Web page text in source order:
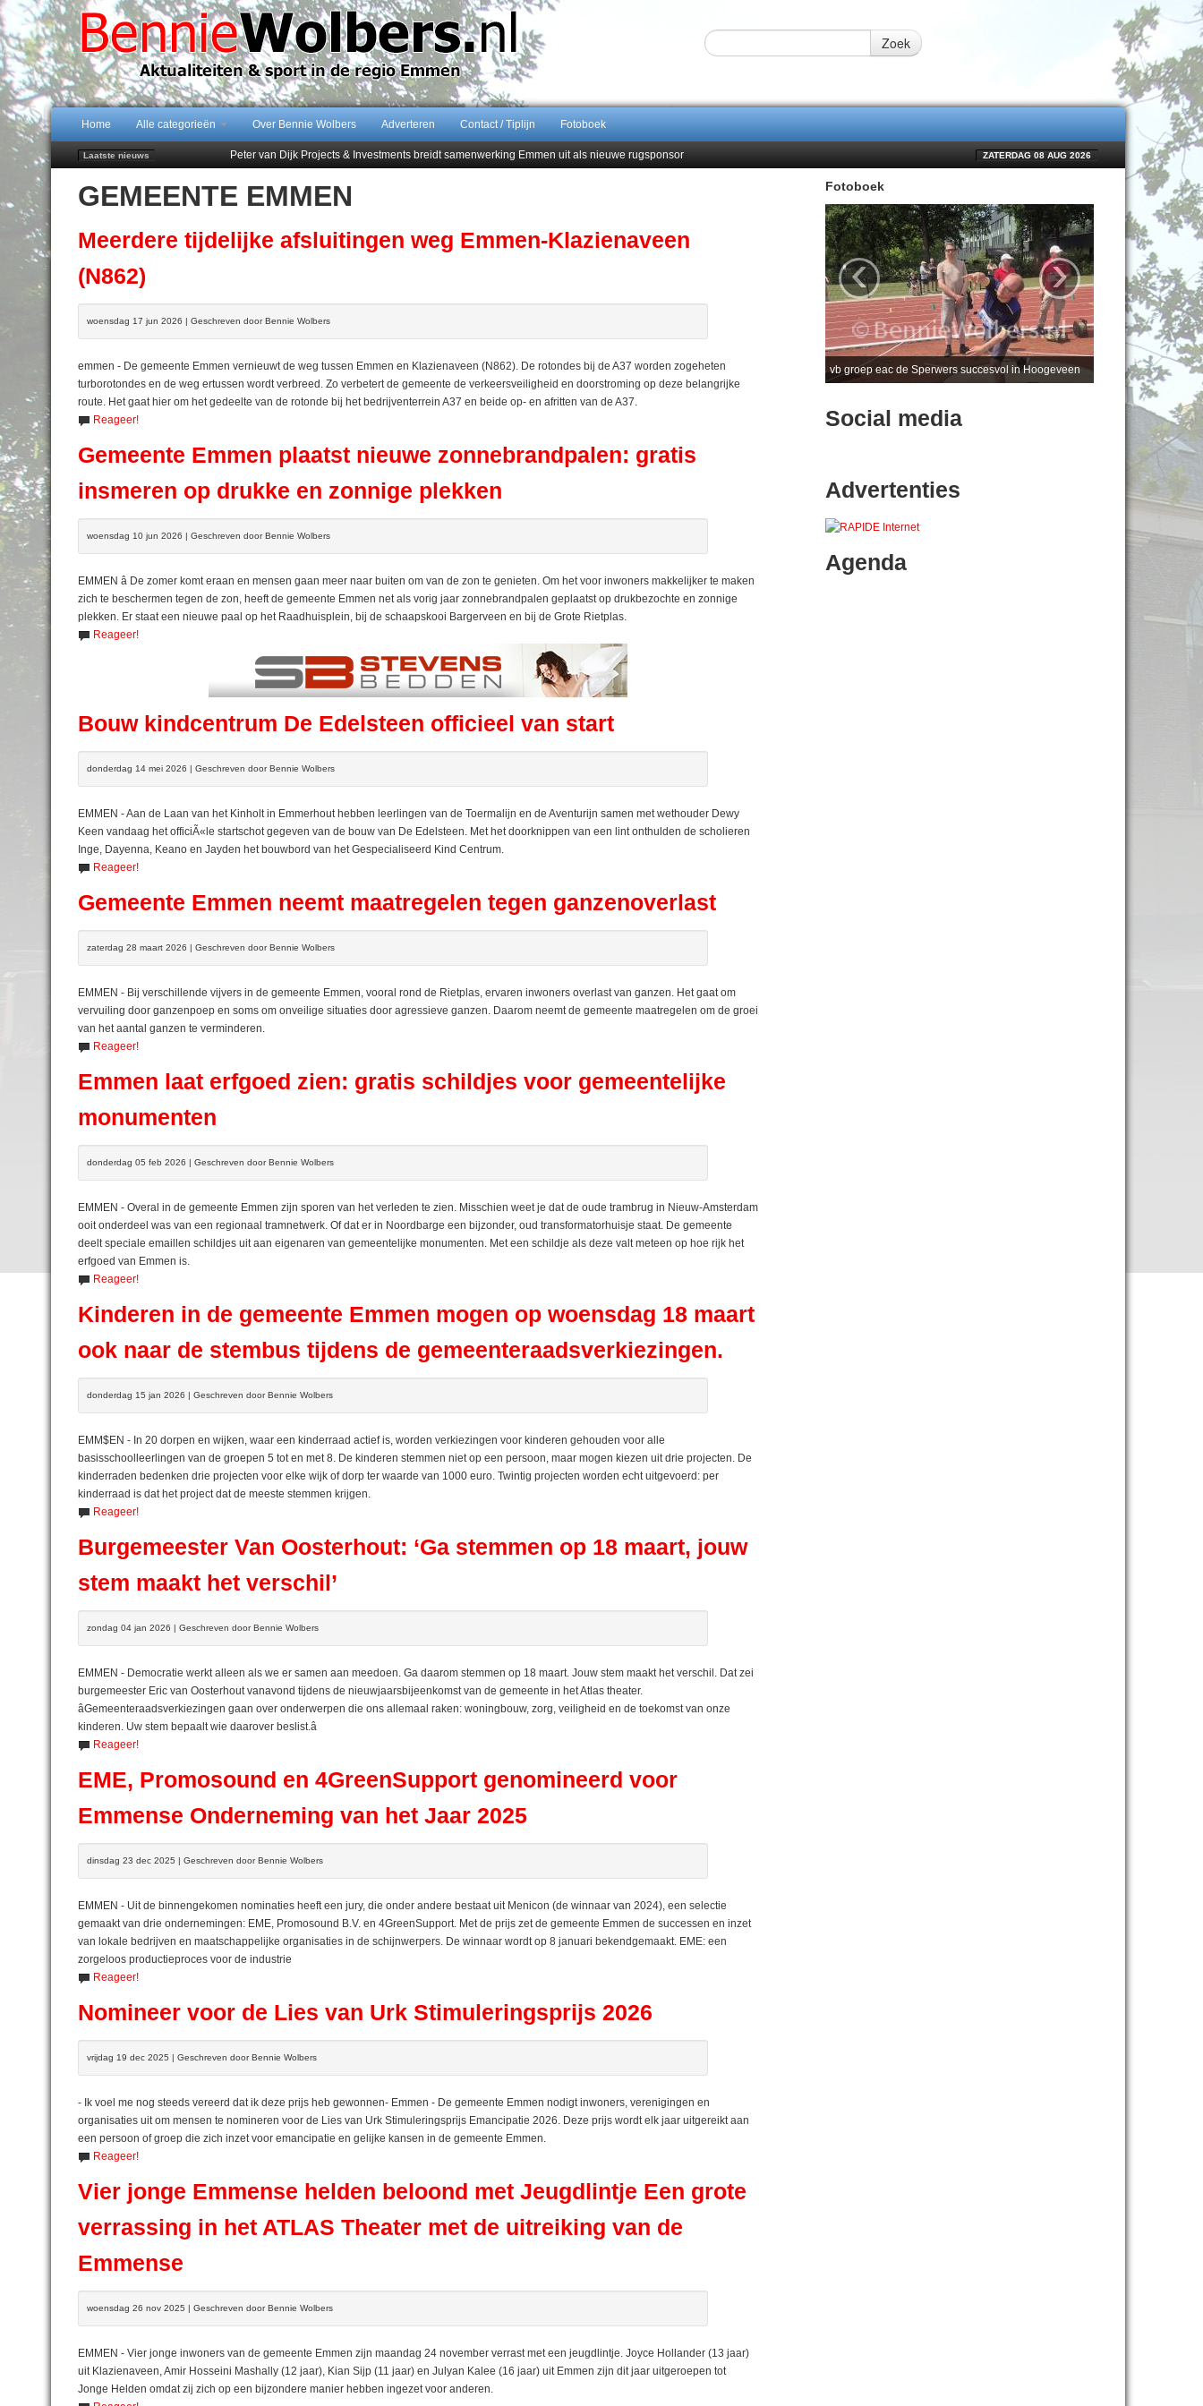
Zoek
Home Alle categorieën Over Bennie Wolbers Adverteren Contact / Tiplijn Fotoboek
Laatste nieuws
Peter van Dijk Projects & Investments breidt samenwerking Emmen uit als nieuwe rugsponsor
102 kaarsen voor eeuwling Mieke Sijbom-Maatje
Emmen wint op Open Dag overtuigend van Almere City
ZATERDAG 08 AUG 2026
GEMEENTE EMMEN
Meerdere tijdelijke afsluitingen weg Emmen-Klazienaveen
(N862)
woensdag 17 jun 2026 | Geschreven door Bennie Wolbers
emmen - De gemeente Emmen vernieuwt de weg tussen Emmen en Klazienaveen (N862). De rotondes bij de A37 worden zogeheten
turborotondes en de weg ertussen wordt verbreed. Zo verbetert de gemeente de verkeersveiligheid en doorstroming op deze belangrijke
route. Het gaat hier om het gedeelte van de rotonde bij het bedrijventerrein A37 en beide op- en afritten van de A37.
Reageer!
Gemeente Emmen plaatst nieuwe zonnebrandpalen: gratis
insmeren op drukke en zonnige plekken
woensdag 10 jun 2026 | Geschreven door Bennie Wolbers
EMMEN â De zomer komt eraan en mensen gaan meer naar buiten om van de zon te genieten. Om het voor inwoners makkelijker te maken
zich te beschermen tegen de zon, heeft de gemeente Emmen net als vorig jaar zonnebrandpalen geplaatst op drukbezochte en zonnige
plekken. Er staat een nieuwe paal op het Raadhuisplein, bij de schaapskooi Bargerveen en bij de Grote Rietplas.
Reageer!
Bouw kindcentrum De Edelsteen officieel van start
donderdag 14 mei 2026 | Geschreven door Bennie Wolbers
EMMEN - Aan de Laan van het Kinholt in Emmerhout hebben leerlingen van de Toermalijn en de Aventurijn samen met wethouder Dewy
Keen vandaag het officiÃ«le startschot gegeven van de bouw van De Edelsteen. Met het doorknippen van een lint onthulden de scholieren
Inge, Dayenna, Keano en Jayden het bouwbord van het Gespecialiseerd Kind Centrum.
Reageer!
Gemeente Emmen neemt maatregelen tegen ganzenoverlast
zaterdag 28 maart 2026 | Geschreven door Bennie Wolbers
EMMEN - Bij verschillende vijvers in de gemeente Emmen, vooral rond de Rietplas, ervaren inwoners overlast van ganzen. Het gaat om
vervuiling door ganzenpoep en soms om onveilige situaties door agressieve ganzen. Daarom neemt de gemeente maatregelen om de groei
van het aantal ganzen te verminderen.
Reageer!
Emmen laat erfgoed zien: gratis schildjes voor gemeentelijke
monumenten
donderdag 05 feb 2026 | Geschreven door Bennie Wolbers
EMMEN - Overal in de gemeente Emmen zijn sporen van het verleden te zien. Misschien weet je dat de oude trambrug in Nieuw-Amsterdam
ooit onderdeel was van een regionaal tramnetwerk. Of dat er in Noordbarge een bijzonder, oud transformatorhuisje staat. De gemeente
deelt speciale emaillen schildjes uit aan eigenaren van gemeentelijke monumenten. Met een schildje als deze valt meteen op hoe rijk het
erfgoed van Emmen is.
Reageer!
Kinderen in de gemeente Emmen mogen op woensdag 18 maart
ook naar de stembus tijdens de gemeenteraadsverkiezingen.
donderdag 15 jan 2026 | Geschreven door Bennie Wolbers
EMM$EN - In 20 dorpen en wijken, waar een kinderraad actief is, worden verkiezingen voor kinderen gehouden voor alle
basisschoolleerlingen van de groepen 5 tot en met 8. De kinderen stemmen niet op een persoon, maar mogen kiezen uit drie projecten. De
kinderraden bedenken drie projecten voor elke wijk of dorp ter waarde van 1000 euro. Twintig projecten worden echt uitgevoerd: per
kinderraad is dat het project dat de meeste stemmen krijgen.
Reageer!
Burgemeester Van Oosterhout: ‘Ga stemmen op 18 maart, jouw
stem maakt het verschil’
zondag 04 jan 2026 | Geschreven door Bennie Wolbers
EMMEN - Democratie werkt alleen als we er samen aan meedoen. Ga daarom stemmen op 18 maart. Jouw stem maakt het verschil. Dat zei
burgemeester Eric van Oosterhout vanavond tijdens de nieuwjaarsbijeenkomst van de gemeente in het Atlas theater.
âGemeenteraadsverkiezingen gaan over onderwerpen die ons allemaal raken: woningbouw, zorg, veiligheid en de toekomst van onze
kinderen. Uw stem bepaalt wie daarover beslist.â
Reageer!
EME, Promosound en 4GreenSupport genomineerd voor
Emmense Onderneming van het Jaar 2025
dinsdag 23 dec 2025 | Geschreven door Bennie Wolbers
EMMEN - Uit de binnengekomen nominaties heeft een jury, die onder andere bestaat uit Menicon (de winnaar van 2024), een selectie
gemaakt van drie ondernemingen: EME, Promosound B.V. en 4GreenSupport. Met de prijs zet de gemeente Emmen de successen en inzet
van lokale bedrijven en maatschappelijke organisaties in de schijnwerpers. De winnaar wordt op 8 januari bekendgemaakt. EME: een
zorgeloos productieproces voor de industrie
Reageer!
Nomineer voor de Lies van Urk Stimuleringsprijs 2026
vrijdag 19 dec 2025 | Geschreven door Bennie Wolbers
- Ik voel me nog steeds vereerd dat ik deze prijs heb gewonnen- Emmen - De gemeente Emmen nodigt inwoners, verenigingen en
organisaties uit om mensen te nomineren voor de Lies van Urk Stimuleringsprijs Emancipatie 2026. Deze prijs wordt elk jaar uitgereikt aan
een persoon of groep die zich inzet voor emancipatie en gelijke kansen in de gemeente Emmen.
Reageer!
Vier jonge Emmense helden beloond met Jeugdlintje Een grote
verrassing in het ATLAS Theater met de uitreiking van de
Emmense
woensdag 26 nov 2025 | Geschreven door Bennie Wolbers
EMMEN - Vier jonge inwoners van de gemeente Emmen zijn maandag 24 november verrast met een jeugdlintje. Joyce Hollander (13 jaar)
uit Klazienaveen, Amir Hosseini Mashally (12 jaar), Kian Sijp (11 jaar) en Julyan Kalee (16 jaar) uit Emmen zijn dit jaar uitgeroepen tot
Jonge Helden omdat zij zich op een bijzondere manier hebben ingezet voor anderen.
Fotoboek
vb groep eac de Sperwers succesvol in Hoogeveen
‹ ›
Social media
Advertenties
Agenda